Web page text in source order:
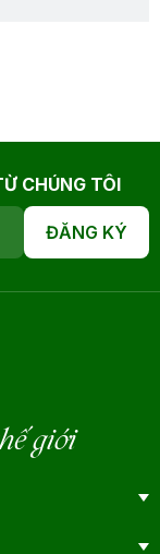
CHÚNG TÔI
ĐĂNG KÝ
giới